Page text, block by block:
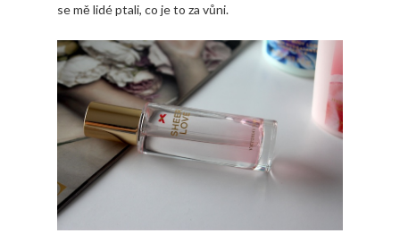
se mě lidé ptali, co je to za vůni.